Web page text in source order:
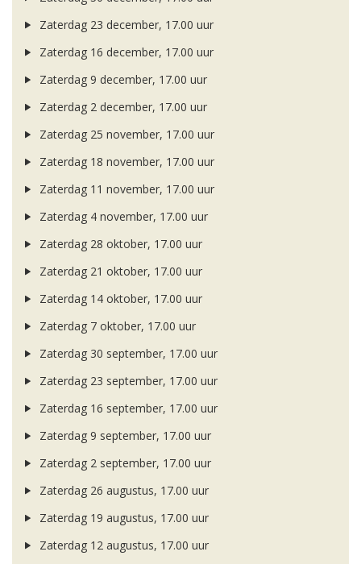
Zaterdag 23 december, 17.00 uur
Zaterdag 16 december, 17.00 uur
Zaterdag 9 december, 17.00 uur
Zaterdag 2 december, 17.00 uur
Zaterdag 25 november, 17.00 uur
Zaterdag 18 november, 17.00 uur
Zaterdag 11 november, 17.00 uur
Zaterdag 4 november, 17.00 uur
Zaterdag 28 oktober, 17.00 uur
Zaterdag 21 oktober, 17.00 uur
Zaterdag 14 oktober, 17.00 uur
Zaterdag 7 oktober, 17.00 uur
Zaterdag 30 september, 17.00 uur
Zaterdag 23 september, 17.00 uur
Zaterdag 16 september, 17.00 uur
Zaterdag 9 september, 17.00 uur
Zaterdag 2 september, 17.00 uur
Zaterdag 26 augustus, 17.00 uur
Zaterdag 19 augustus, 17.00 uur
Zaterdag 12 augustus, 17.00 uur